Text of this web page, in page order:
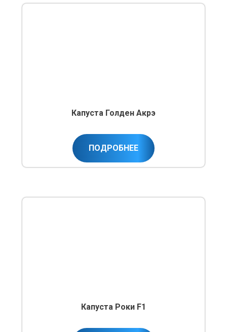
Капуста Голден Акрэ
ПОДРОБНЕЕ
Капуста Роки F1